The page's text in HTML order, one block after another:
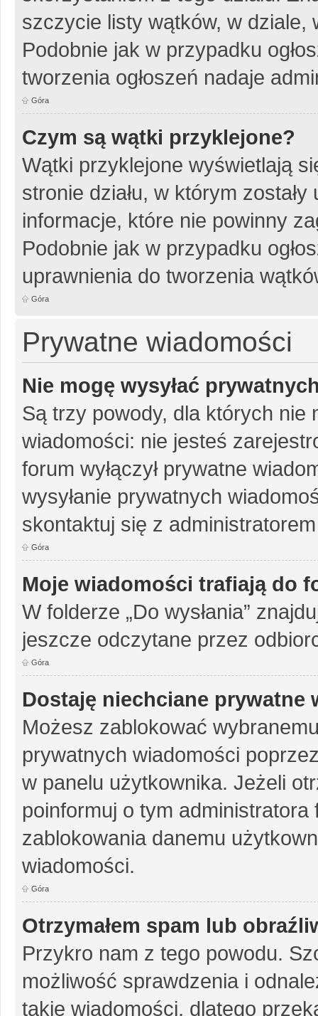
szczycie listy wątków, w dziale,
Podobnie jak w przypadku
tworzenia ogłoszeń nadaje
Góra
Czym są wątki przyklejone?
Wątki przyklejone wyświetlają
stronie działu, w którym
informacje, które nie powinny
Podobnie jak w przypadku
uprawnienia do tworzenia
Góra
Prywatne wiadomości
Nie mogę wysyłać
Są trzy powody, dla których nie
wiadomości: nie jesteś
forum wyłączył prywatne
wysyłanie prywatnych
skontaktuj się z
Góra
Moje wiadomości trafiają do
W folderze „Do wysłania”
jeszcze odczytane przez
Góra
Dostaję niechciane prywatne
Możesz zablokować
prywatnych wiadomości
w panelu użytkownika. Jeżeli
poinformuj o tym
zablokowania danemu
wiadomości.
Góra
Otrzymałem spam lub
Przykro nam z tego powodu.
możliwość sprawdzenia i
takie wiadomości, dlatego